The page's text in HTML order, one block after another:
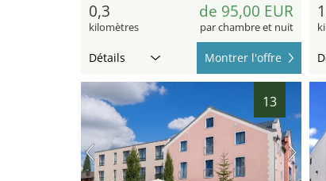
0,3
kilomètres
de 95,00 EUR
par chambre et nuit
Détails Montrer l'offre
13